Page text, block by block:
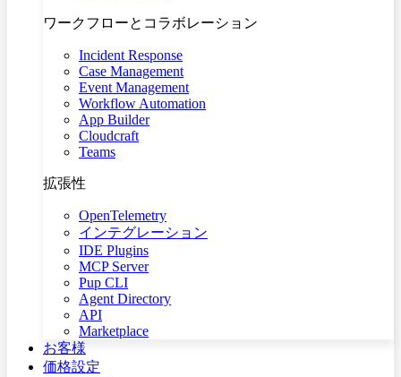
ワークフローとコラボレーション
Incident Response
Case Management
Event Management
Workflow Automation
App Builder
Cloudcraft
Teams
拡張性
OpenTelemetry
インテグレーション
IDE Plugins
MCP Server
Pup CLI
Agent Directory
API
Marketplace
お客様
価格設定